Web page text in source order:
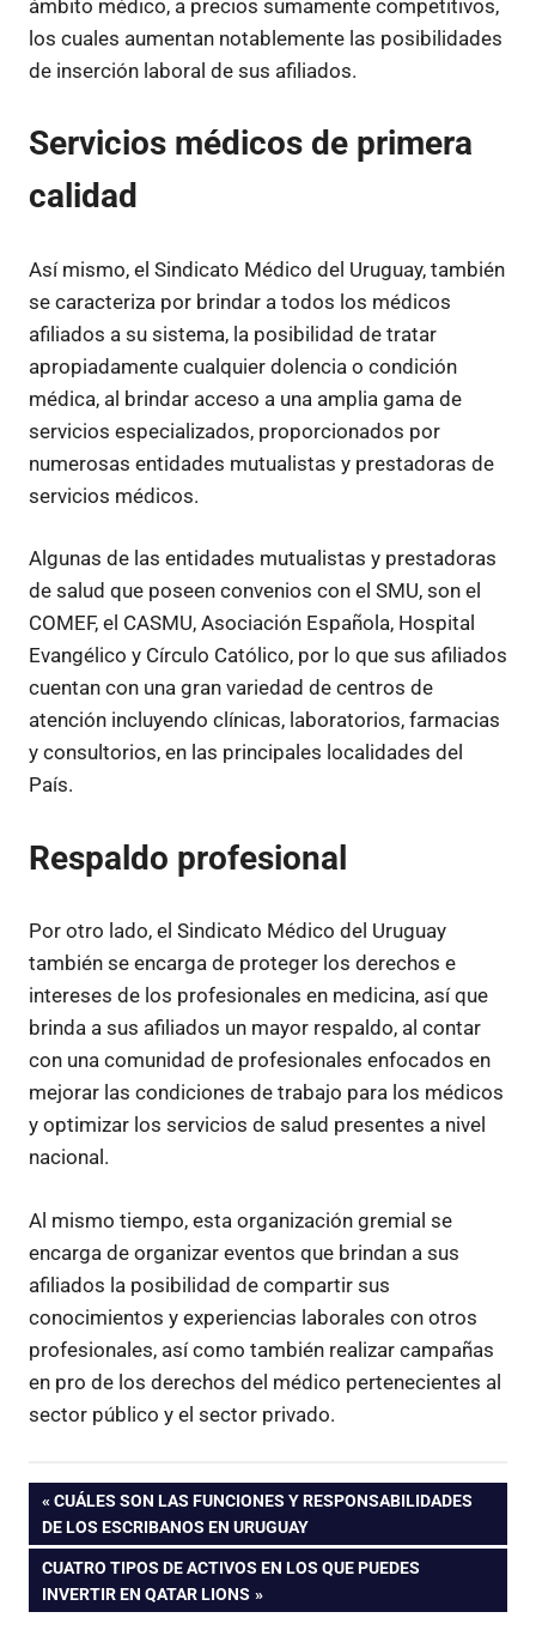
ámbito médico, a precios sumamente competitivos,
los cuales aumentan notablemente las posibilidades
de inserción laboral de sus afiliados.
Servicios médicos de primera
calidad
Así mismo, el Sindicato Médico del Uruguay, también
se caracteriza por brindar a todos los médicos
afiliados a su sistema, la posibilidad de tratar
apropiadamente cualquier dolencia o condición
médica, al brindar acceso a una amplia gama de
servicios especializados, proporcionados por
numerosas entidades mutualistas y prestadoras de
servicios médicos.
Algunas de las entidades mutualistas y prestadoras
de salud que poseen convenios con el SMU, son el
COMEF, el CASMU, Asociación Española, Hospital
Evangélico y Círculo Católico, por lo que sus afiliados
cuentan con una gran variedad de centros de
atención incluyendo clínicas, laboratorios, farmacias
y consultorios, en las principales localidades del
País.
Respaldo profesional
Por otro lado, el Sindicato Médico del Uruguay
también se encarga de proteger los derechos e
intereses de los profesionales en medicina, así que
brinda a sus afiliados un mayor respaldo, al contar
con una comunidad de profesionales enfocados en
mejorar las condiciones de trabajo para los médicos
y optimizar los servicios de salud presentes a nivel
nacional.
Al mismo tiempo, esta organización gremial se
encarga de organizar eventos que brindan a sus
afiliados la posibilidad de compartir sus
conocimientos y experiencias laborales con otros
profesionales, así como también realizar campañas
en pro de los derechos del médico pertenecientes al
sector público y el sector privado.
Navegación
de
entradas
ENTRADA
ANTERIOR:
CUÁLES SON LAS FUNCIONES Y RESPONSABILIDADES
DE LOS ESCRIBANOS EN URUGUAY
ENTRADA
SIGUIENTE:
CUATRO TIPOS DE ACTIVOS EN LOS QUE PUEDES
INVERTIR EN QATAR LIONS